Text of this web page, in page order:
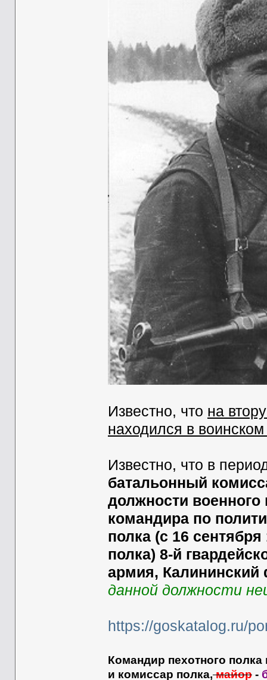
Известно, что на
находился в
Известно, что в
батальонный
должности военного
командира по
полка (с 16 сентября
полка) 8-й
армия, Калининский
данной должности
https://goskatalog.ru/
Командир пехотного
и комиссар полка,майор-